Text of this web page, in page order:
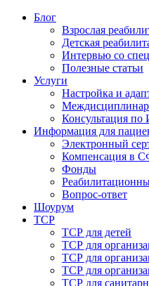
Блог
Взрослая
Детская
Интервью со
Полезные статьи
Услуги
Настройка и
Консультация
Информация для
Электронный
Компенсация в
Фонды
Вопрос-ответ
Шоурум
ТСР
ТСР для детей
ТСР для
ТСР для
ТСР для
ТСР для